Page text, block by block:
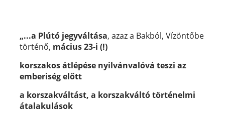
„...a Plútó jegyváltása, azaz a Bakból, Vízöntőbe
történő, mácius 23-i (!)
korszakos átlépése nyilvánvalóvá teszi az
emberiség előtt
a korszakváltást, a korszakváltó történelmi
átalakulások